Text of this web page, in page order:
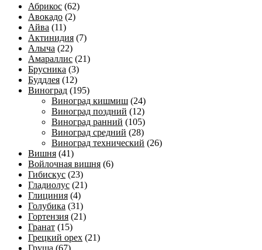
Абрикос (62)
Авокадо (2)
Айва (11)
Актинидия (7)
Алыча (22)
Амараллис (21)
Брусника (3)
Буддлея (12)
Виноград (195)
Виноград кишмиш (24)
Виноград поздний (12)
Виноград ранний (105)
Виноград средний (28)
Виноград технический (26)
Вишня (41)
Войлочная вишня (6)
Гибискус (23)
Гладиолус (21)
Глициния (4)
Голубика (31)
Гортензия (21)
Гранат (15)
Грецкий орех (21)
Груша (67)